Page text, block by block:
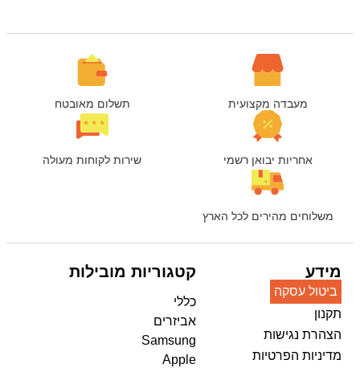
מעבדה מקצועית תשלום מאובטח
אחריות יבואן רשמי שירות לקוחות מעולה
משלוחים מהירים לכל הארץ
מידע
ביטול עסקה
תקנון
הצהרת נגישות
מדיניות הפרטיות
קטגוריות מובילות
כללי
אביזרים
Samsung
Apple